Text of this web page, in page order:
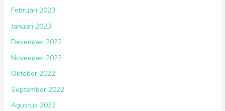
Februari 2023
Januari 2023
Desember 2022
November 2022
Oktober 2022
September 2022
Agustus 2022